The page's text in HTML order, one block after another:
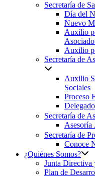
Secretaría de
Día del
Nuevo
Auxilio
Auxilio
Secretaría de
Auxilio
Sociales
Proceso
Secretaría de
Asesoría
Secretaría de
Conoce
¿Quiénes Somos?
Junta
Plan de